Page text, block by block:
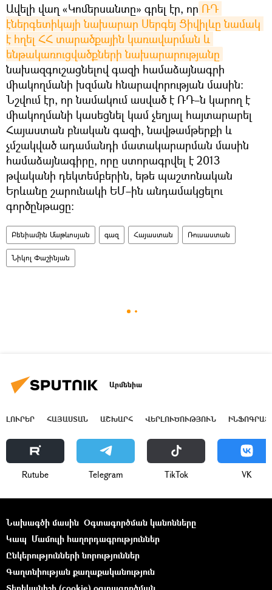
Ավելի վաղ «Կոմերսանտը» գրել էր, որ ՌԴ
էներգետիկայի նախարար Սերգեյ Ցիվիլևը նամակ
է հղել ՀՀ տարածքային կառավարման և
ենթակառուցվածքների նախարարությանը
նախազգուշացնելով գազի համաձայնագրի
միակողմանի խզման հնարավորության մասին։
Նշվում էր, որ նամակում ասված է ՌԴ–ն կարող է
միակողմանի կասեցնել կամ չեղյալ հայտարարել
Հայաստան բնական գազի, նավթամթերքի և
չմշակված ադամանդի մատակարարման մասին
համաձայնագիրը, որը ստորագրվել է 2013
թվականի դեկտեմբերին, եթե պաշտոնական
Երևանը շարունակի ԵՄ–ին անդամակցելու
գործընթացը:
Բենիամին Մաթևոսյան գազ Հայաստան Ռուսաստան
Նիկոլ Փաշինյան
Արմենիա
ԼՈՒՐԵՐ ՀԱՅԱՍՏԱՆ ԱՇԽԱՐՀ ՎԵՐԼՈՒԾՈՒԹՅՈՒՆ
Rutube Telegram ТikТоk VK
Նախագծի մասին Օգտագործման կանոնները
Կապ Մամուլի հաղորդագրություններ
Ընկերությունների նորություններ
Գաղտնիության քաղաքականություն